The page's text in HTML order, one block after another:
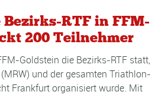
RTF in FFM-
200 Teilnehmer
Goldstein die Bezirks-RTF statt,
und der gesamten Triathlon-
Frankfurt organisiert wurde. Mit